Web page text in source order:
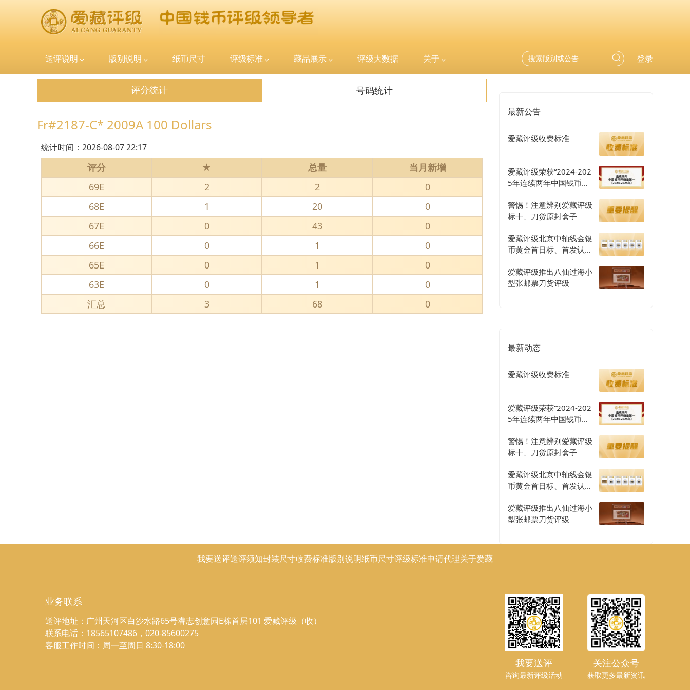
送评说明 版别说明 纸币尺寸 评级标准 藏品展示 评级大数据 关于 登录
评分统计 号码统计
Fr#2187-C* 2009A 100 Dollars
统计时间： 2026-08-07 22:17
评分 ★ 总量
当月新增
69E
2 2
0
68E
1 20
0
67E
0 43
0
66E
0 1
0
65E
0 1
0
63E
0 1
0
汇总
3 68 0
最新公告
爱藏评级收费标准
爱藏评级荣获“2024-202
5年连续两年中国钱币评
警惕！注意辨别爱藏评级
标十、刀货原封盒子
爱藏评级北京中轴线金银
币黄金首日标、首发认证
爱藏评级推出八仙过海小
型张邮票刀货评级
最新动态
爱藏评级收费标准
爱藏评级荣获“2024-202
5年连续两年中国钱币评
警惕！注意辨别爱藏评级
标十、刀货原封盒子
爱藏评级北京中轴线金银
币黄金首日标、首发认证
爱藏评级推出八仙过海小
型张邮票刀货评级
我要送评送评须知封装尺寸收费标准版别说明纸币尺寸评级标准申请代理关于爱藏
业务联系
送评地址：广州天河区白沙水路65号睿志创意园E栋首层101 爱藏评级（收）
联系电话：18565107486，020-85600275
客服工作时间：周一至周日 8:30-18:00
我要送评
咨询最新评级活动
关注公众号
获取更多最新资讯